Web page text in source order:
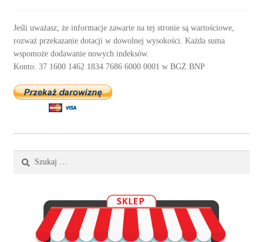
Jeśli uważasz, że informacje zawarte na tej stronie są wartościowe,
rozważ przekazanie dotacji w dowolnej wysokości. Każda suma
wspomoże dodawanie nowych indeksów.
Konto: 37 1600 1462 1834 7686 6000 0001 w BGŻ BNP